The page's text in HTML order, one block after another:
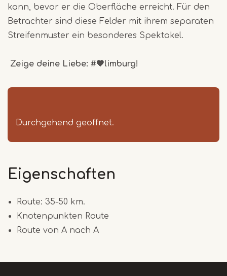
kann, bevor er die Oberfläche erreicht. Für den
Betrachter sind diese Felder mit ihrem separaten
Streifenmuster ein besonderes Spektakel.
Zeige deine Liebe: #🧡limburg!
Durchgehend geoffnet.
Eigenschaften
Route: 35-50 km.
Knotenpunkten Route
Route von A nach A